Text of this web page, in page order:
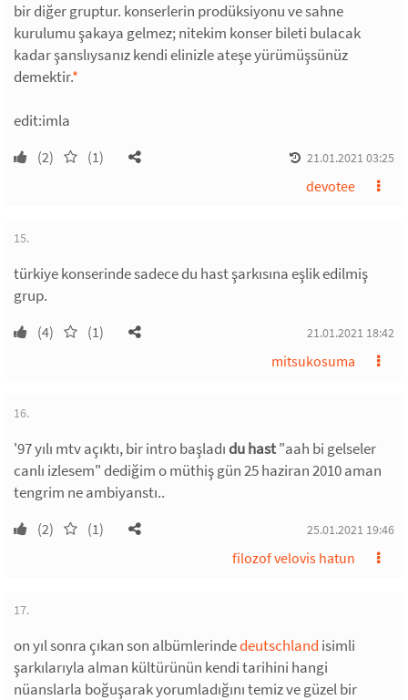
bir diğer gruptur. konserlerin prodüksiyonu ve sahne
kurulumu şakaya gelmez; nitekim konser bileti bulacak
kadar şanslıysanız kendi elinizle ateşe yürümüşsünüz
demektir.*
edit:imla
(2) (1) 21.01.2021 03:25
devotee
15.
türkiye konserinde sadece du hast şarkısına eşlik edilmiş
grup.
(4) (1) 21.01.2021 18:42
mitsukosuma
16.
'97 yılı mtv açıktı, bir intro başladıdu hast"aah bi gelseler
canlı izlesem" dediğim o müthiş gün 25 haziran 2010 aman
tengrim ne ambiyanstı..
(2) (1) 25.01.2021 19:46
filozof velovis hatun
17.
on yıl sonra çıkan son albümlerindedeutschland isimli
şarkılarıyla alman kültürünün kendi tarihini hangi
nüanslarla boğuşarak yorumladığını temiz ve güzel bir